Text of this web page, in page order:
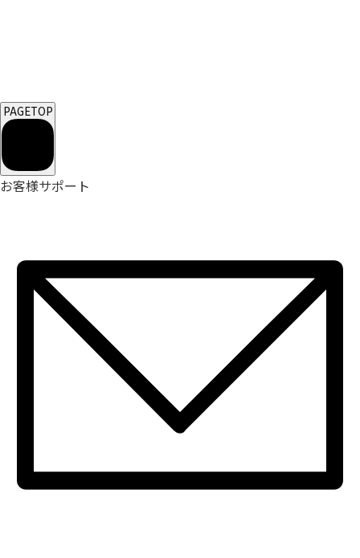
PAGETOP
お客様サポート